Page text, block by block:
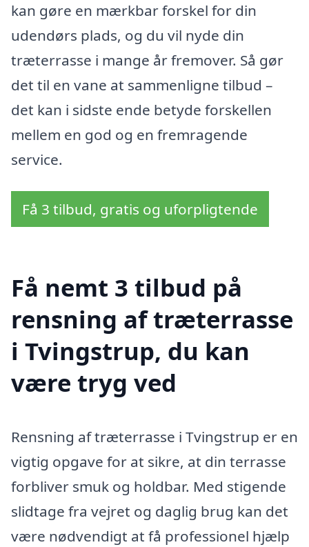
kan gøre en mærkbar forskel for din
udendørs plads, og du vil nyde din
træterrasse i mange år fremover. Så gør
det til en vane at sammenligne tilbud –
det kan i sidste ende betyde forskellen
mellem en god og en fremragende
service.
Få 3 tilbud, gratis og uforpligtende
Få nemt 3 tilbud på
rensning af træterrasse
i Tvingstrup, du kan
være tryg ved
Rensning af træterrasse i Tvingstrup er en
vigtig opgave for at sikre, at din terrasse
forbliver smuk og holdbar. Med stigende
slidtage fra vejret og daglig brug kan det
være nødvendigt at få professionel hjælp